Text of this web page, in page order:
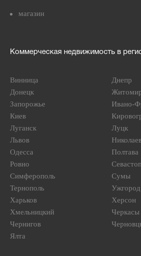
магазин
Коммерческая недвижимость в
Винница
Днепр
Донецк
Запорожье
Ивано-
Киев
Луганск
Луцк
Львов
Одесса
Полтава
Ровно
Симферополь
Сумы
Тернополь
Ужгород
Харьков
Херсон
Хмельницкий
Черкасы
Чернигов
Ялта